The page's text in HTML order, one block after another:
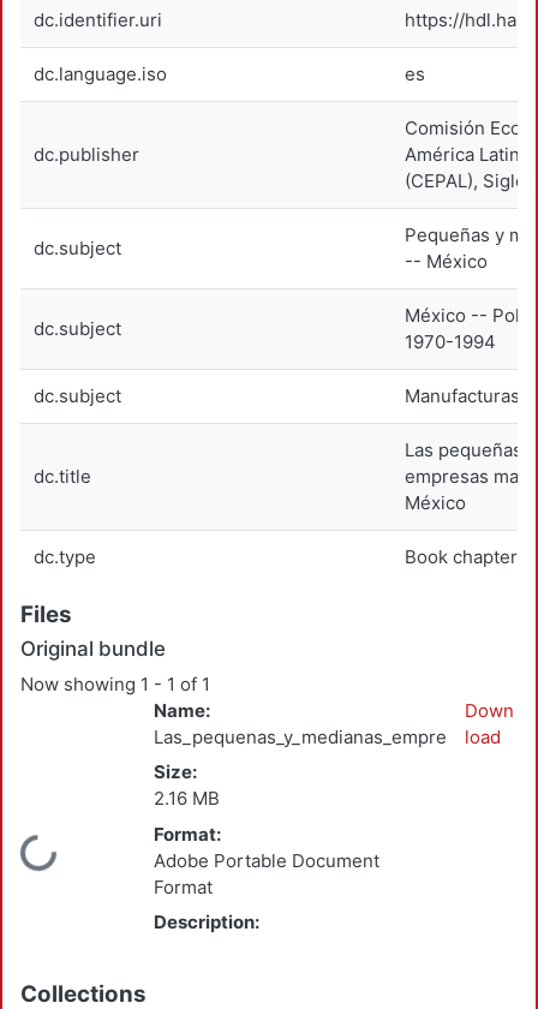
dc.identifier.uri https://
dc.language.iso es
dc.publisher
Comisión
América Latina
(CEPAL), Siglo
dc.subject
Pequeñas y
-- México
dc.subject
México --
1970-1994
dc.subject Manufacturas
dc.title
Las pequeñas
empresas
México
dc.type Book chapter
Files
Original bundle
Now showing 1 - 1 of 1
Loading...
Name:
Size:
2.16 MB
Format:
Adobe Portable Document
Format
Description:
Down
load
Collections